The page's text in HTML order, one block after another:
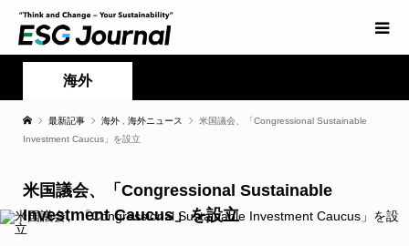
海外
最新記事 海外 海外ニュース
米国議会、「Congressional Sustainable
Investment Caucus」を設立
米国議会、「Congressional Sustainable
Investment Caucus」を設立